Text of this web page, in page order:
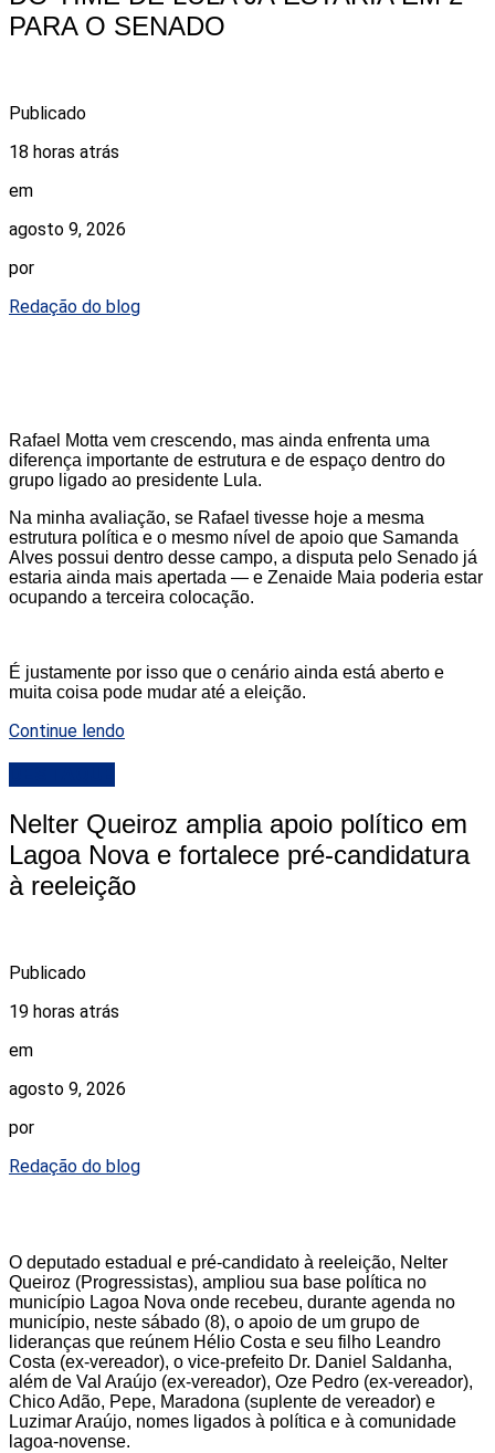
PARA O SENADO
Publicado
18 horas atrás
em
agosto 9, 2026
por
Redação do blog
Rafael Motta vem crescendo, mas ainda enfrenta uma
diferença importante de estrutura e de espaço dentro do
grupo ligado ao presidente Lula.
Na minha avaliação, se Rafael tivesse hoje a mesma
estrutura política e o mesmo nível de apoio que Samanda
Alves possui dentro desse campo, a disputa pelo Senado já
estaria ainda mais apertada — e Zenaide Maia poderia estar
ocupando a terceira colocação.
É justamente por isso que o cenário ainda está aberto e
muita coisa pode mudar até a eleição.
Continue lendo
Nelter Queiroz amplia apoio político em
Lagoa Nova e fortalece pré-candidatura
à reeleição
Publicado
19 horas atrás
em
agosto 9, 2026
por
Redação do blog
O deputado estadual e pré-candidato à reeleição, Nelter
Queiroz (Progressistas), ampliou sua base política no
município Lagoa Nova onde recebeu, durante agenda no
município, neste sábado (8), o apoio de um grupo de
lideranças que reúnem Hélio Costa e seu filho Leandro
Costa (ex-vereador), o vice-prefeito Dr. Daniel Saldanha,
além de Val Araújo (ex-vereador), Oze Pedro (ex-vereador),
Chico Adão, Pepe, Maradona (suplente de vereador) e
Luzimar Araújo, nomes ligados à política e à comunidade
lagoa-novense.